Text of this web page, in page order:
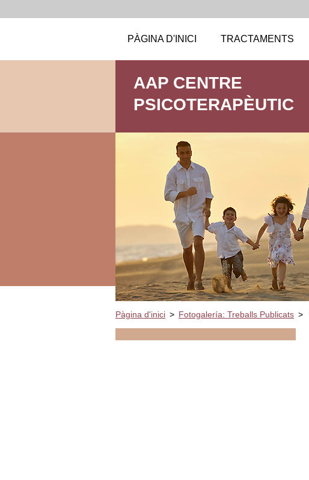
PÀGINA D'INICI TRACTAMENTS
AAP CENTRE
PSICOTERAPÈUTIC
Pàgina d'inici > Fotogalería: Treballs Publicats >